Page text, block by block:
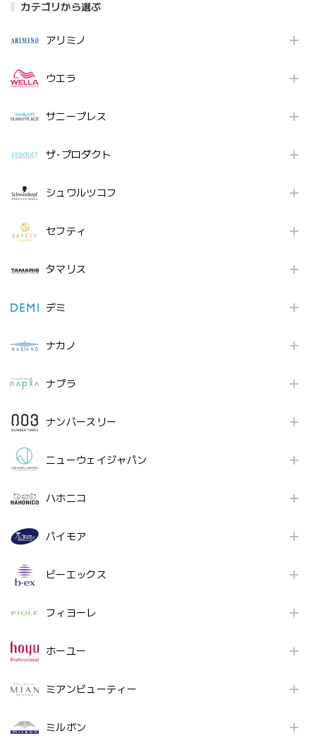
カテゴリから選ぶ
アリミノ
ウエラ
サニープレス
ザ･プロダクト
シュワルツコフ
セフティ
タマリス
デミ
ナカノ
ナプラ
ナンバースリー
ニューウェイジャパン
ハホニコ
パイモア
ビーエックス
フィヨーレ
ホーユー
ミアンビューティー
ミルボン